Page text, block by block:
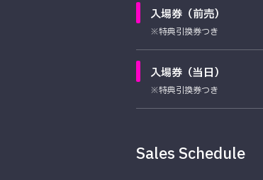
入場券（前売）
※特典引換券つき
入場券（当日）
※特典引換券つき
Sales Schedule